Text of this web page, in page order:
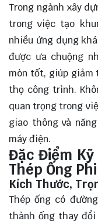
Trong ngành xây
trong việc tạo
nhiều ứng dụng
được ưa chuộng
mòn tốt, giúp giảm
thọ công trình.
quan trọng trong
giao thông và
máy điện.
Đặc Điểm Kỹ
Thép Ống
Kích Thước,
Thép ống có
thành ống thay